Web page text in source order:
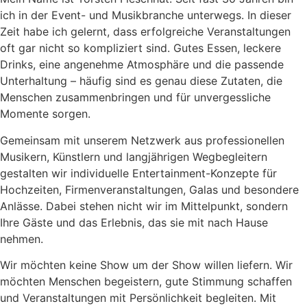
ich in der Event- und Musikbranche unterwegs. In dieser
Zeit habe ich gelernt, dass erfolgreiche Veranstaltungen
oft gar nicht so kompliziert sind. Gutes Essen, leckere
Drinks, eine angenehme Atmosphäre und die passende
Unterhaltung – häufig sind es genau diese Zutaten, die
Menschen zusammenbringen und für unvergessliche
Momente sorgen.
Gemeinsam mit unserem Netzwerk aus professionellen
Musikern, Künstlern und langjährigen Wegbegleitern
gestalten wir individuelle Entertainment-Konzepte für
Hochzeiten, Firmenveranstaltungen, Galas und besondere
Anlässe. Dabei stehen nicht wir im Mittelpunkt, sondern
Ihre Gäste und das Erlebnis, das sie mit nach Hause
nehmen.
Wir möchten keine Show um der Show willen liefern. Wir
möchten Menschen begeistern, gute Stimmung schaffen
und Veranstaltungen mit Persönlichkeit begleiten. Mit